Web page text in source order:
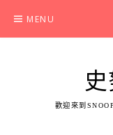
content
MENU
歡迎來到